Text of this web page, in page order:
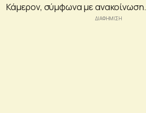
Κάμερον, σύμφωνα με ανακοίνωση.